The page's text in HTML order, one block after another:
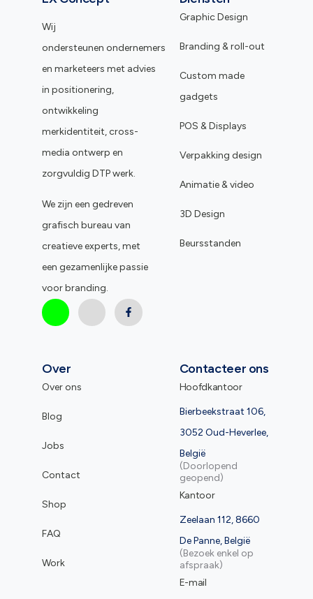
Wij
ondersteunen ondernemers
en marketeers met advies
in positionering,
ontwikkeling
merkidentiteit, cross-
media ontwerp en
zorgvuldig DTP werk.
We zijn een gedreven
grafisch bureau van
creatieve experts, met
een gezamenlijke passie
voor branding.
Graphic Design
Branding & roll-out
Custom made
gadgets
POS & Displays
Verpakking design
Animatie & video
3D Design
Beursstanden
Over
Over ons
Blog
Jobs
Contact
Shop
FAQ
Work
Contacteer ons
Hoofdkantoor
Bierbeekstraat 106,
3052 Oud-Heverlee,
België
(Doorlopend
geopend)
Kantoor
Zeelaan 112, 8660
De Panne, België
(Bezoek enkel op
afspraak)
E-mail